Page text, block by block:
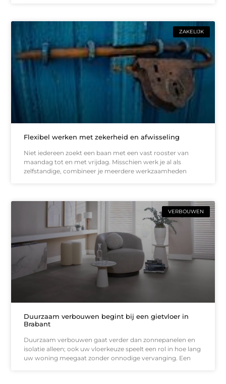
ZAKELIJK
Flexibel werken met zekerheid en afwisseling
Niet iedereen zoekt een baan met een vast rooster van
maandag tot en met vrijdag. Misschien werk je al als
zelfstandige, combineer je meerdere werkzaamheden
VERBOUWEN
Duurzaam verbouwen begint bij een gietvloer in
Brabant
Duurzaam verbouwen gaat verder dan zonnepanelen en
isolatie alleen; ook uw vloerkeuze speelt een rol in hoe lang
uw woning meegaat zonder onnodige vervanging. Een